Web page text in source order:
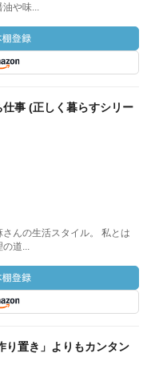
油や味...
事 (正しく暮らすシリー
んの生活スタイル。 私とは
の道...
り置き」よりもカンタン